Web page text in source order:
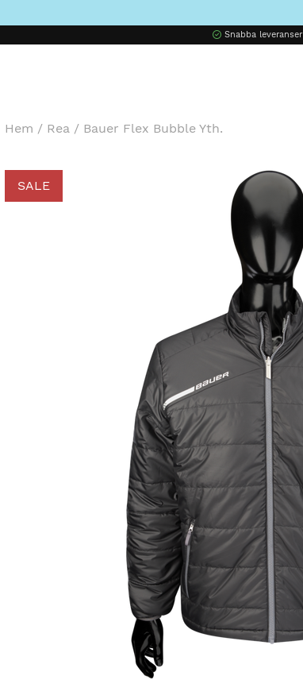
Snabba leveranser
Hem / Rea / Bauer Flex Bubble Yth.
SALE